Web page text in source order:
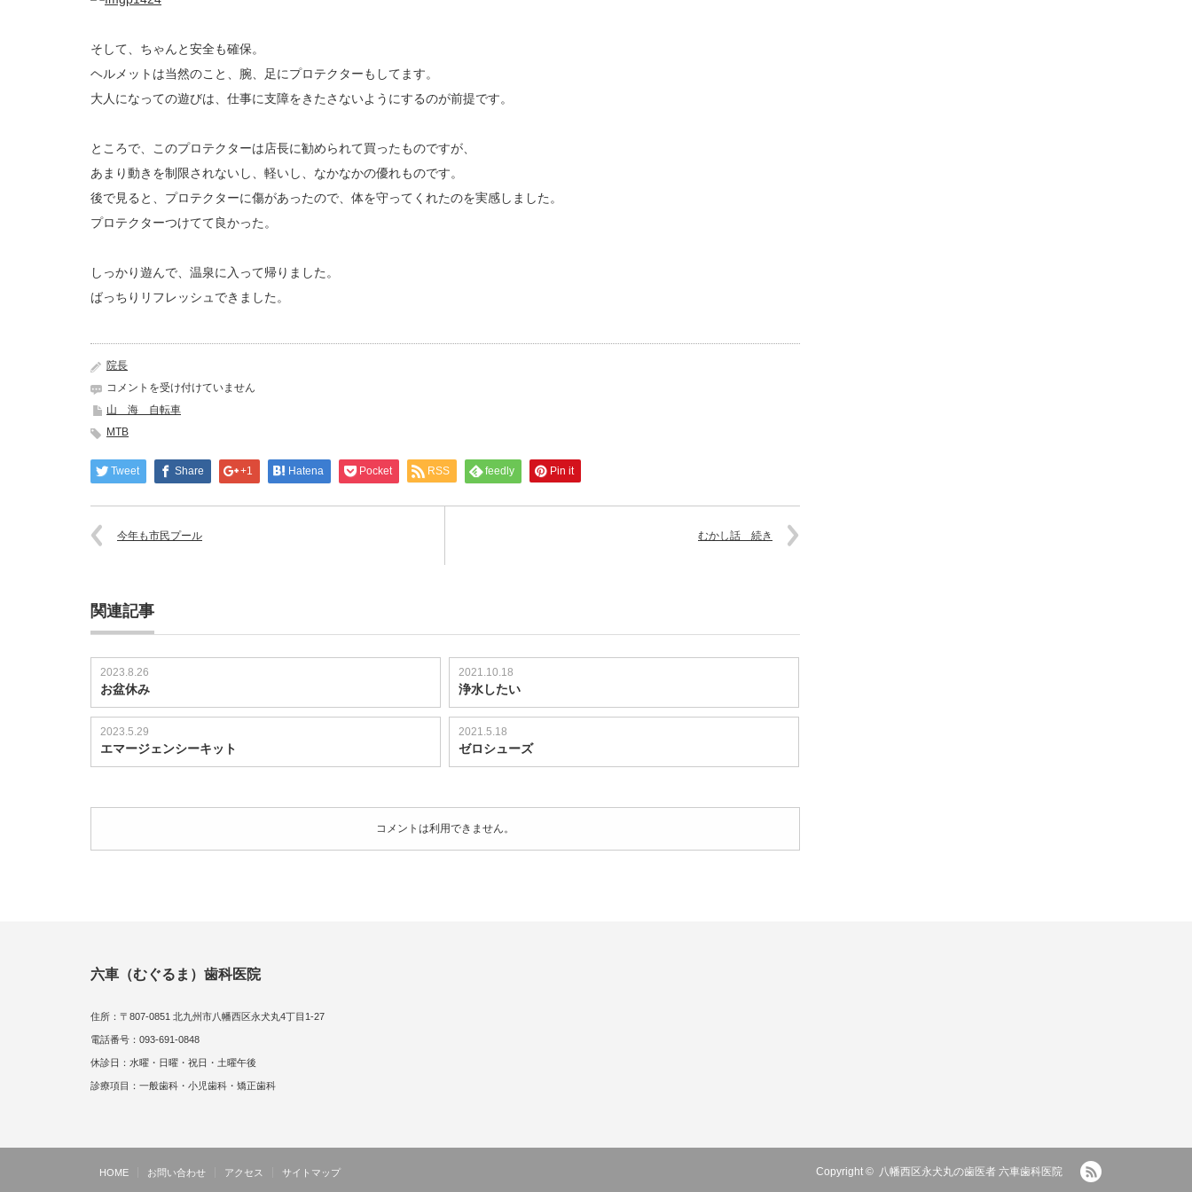
そして、ちゃんと安全も確保。
ヘルメットは当然のこと、腕、足にプロテクターもしてます。
大人になっての遊びは、仕事に支障をきたさないようにするのが前提です。
ところで、このプロテクターは店長に勧められて買ったものですが、
あまり動きを制限されないし、軽いし、なかなかの優れものです。
後で見ると、プロテクターに傷があったので、体を守ってくれたのを実感しました。
プロテクターつけてて良かった。
しっかり遊んで、温泉に入って帰りました。
ばっちりリフレッシュできました。
院長
夏
の
川
び
は
コメントを受け付けていません
山 海 自転車
MTB
Tweet Share +1 Hatena Pocket RSS feedly Pin it
今年も市民プール むかし話 続き
関連記事
2023.8.26
お盆休み
2021.10.18
浄水したい
2023.5.29
エマージェンシーキット
2021.5.18
ゼロシューズ
コメントは利用できません。
六車（むぐるま）歯科医院
住所：〒807-0851 北九州市八幡西区永犬丸4丁目1-27
電話番号：093-691-0848
休診日：水曜・日曜・祝日・土曜午後
診療項目：一般歯科・小児歯科・矯正歯科
HOME お問い合わせ アクセス サイトマップ Copyright © 八幡西区永犬丸の歯医者 六車歯科医院